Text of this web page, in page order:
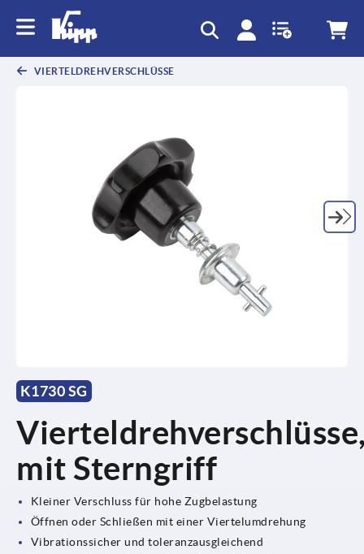
VIERTELDREHVERSCHLÜSSE
K1730 SG
mit Sterngriff
Kleiner Verschluss für hohe Zugbelastung
Öffnen oder Schließen mit einer Viertelumdrehung
Vibrationssicher und toleranzausgleichend